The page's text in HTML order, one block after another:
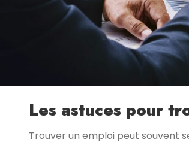
Les astuces pour
Trouver un emploi peut souvent